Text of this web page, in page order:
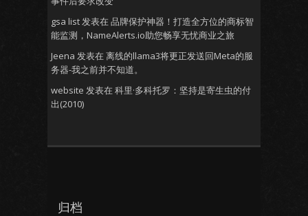
gsa list发表在 品牌保护神器！打造全方位的商标智
能监测，NameAlerts.io助您畅享无忧商业之旅
Jeena 发表在 离线的llama3将更正发送回Meta的服
务器-我之前并不知道。
website 发表在 科里·多科托罗：坚持是寄生虫的付
出(2010)
归档